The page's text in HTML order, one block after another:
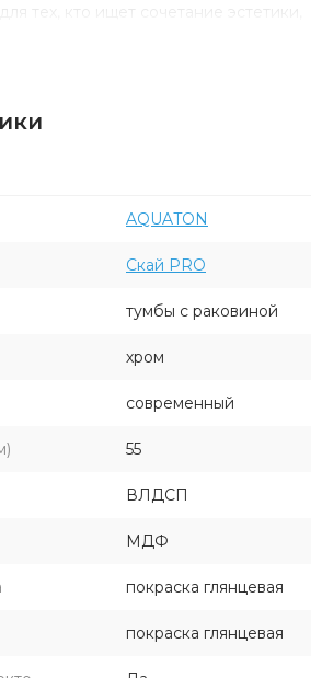
тех, кто ищет сочетание эстетики,
качества в оформлении ванной
AQUATON
Скай PRO
тумбы с раковиной
хром
современный
55
ВЛДСП
МДФ
покраска глянцевая
покраска глянцевая